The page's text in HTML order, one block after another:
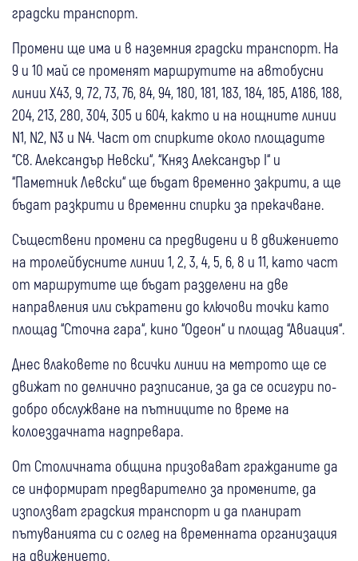
градски транспорт.
Промени ще има и в наземния градски транспорт. На
9 и 10 май се променят маршрутите на автобусни
линии Х43, 9, 72, 73, 76, 84, 94, 180, 181, 183, 184, 185, А186, 188,
204, 213, 280, 304, 305 и 604, както и на нощните линии
N1, N2, N3 и N4. Част от спирките около площадите
“Св. Александър Невски“, “Княз Александър I“ и
“Паметник Левски“ ще бъдат временно закрити, а ще
бъдат разкрити и временни спирки за прекачване.
Съществени промени са предвидени и в движението
на тролейбусните линии 1, 2, 3, 4, 5, 6, 8 и 11, като част
от маршрутите ще бъдат разделени на две
направления или съкратени до ключови точки като
площад “Сточна гара“, кино “Одеон“ и площад “Авиация“.
Днес влаковете по всички линии на метрото ще се
движат по делнично разписание, за да се осигури по-
добро обслужване на пътниците по време на
колоездачната надпревара.
От Столичната община призовават гражданите да
се информират предварително за промените, да
използват градския транспорт и да планират
пътуванията си с оглед на временната организация
на движението.